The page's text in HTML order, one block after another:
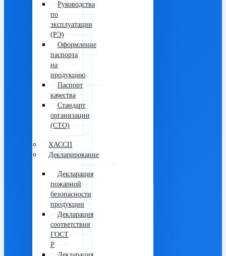
Руководства
по
эксплуатации
(РЭ)
Оформление
паспорта
на
продукцию
Паспорт
качества
Стандарт
организации
(СТО)
ХАССП
Декларирование
Декларация
пожарной
безопасности
продукции
Декларация
соответствия
ГОСТ
Р